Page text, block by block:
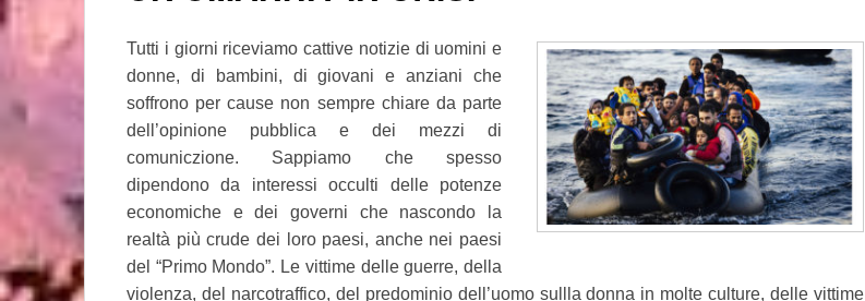
Tutti i giorni riceviamo cattive notizie di uomini e
donne, di bambini, di giovani e anziani che
soffrono per cause non sempre chiare da parte
dell’opinione pubblica e dei mezzi di
comuniczione. Sappiamo che spesso
dipendono da interessi occulti delle potenze
economiche e dei governi che nascondo la
realtà più crude dei loro paesi, anche nei paesi
del “Primo Mondo”. Le vittime delle guerre, della
violenza, del narcotraffico, del predominio dell’uomo sullla donna in molte culture, delle vittime